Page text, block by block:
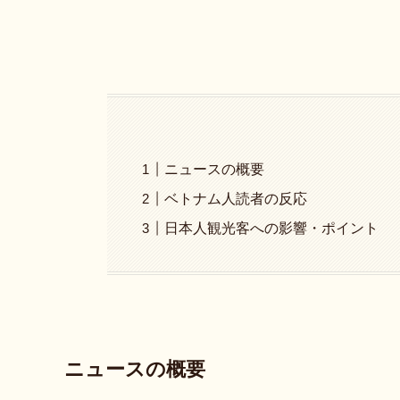
ニュースの概要
ベトナム人読者の反応
日本人観光客への影響・ポイント
ニュースの概要